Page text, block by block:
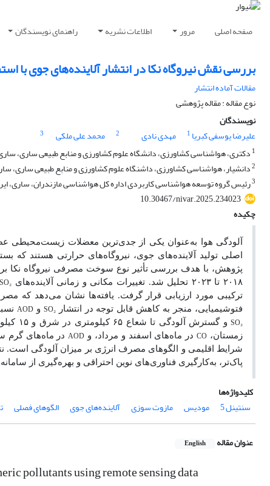
صفحه اصلی مرور اطلاعات نشریه راهنمای نویسندگان
بررسی نقش نیروگاه نکا در انتشار آلاینده‌های جوی با
مقالات آماده انتشار
نوع مقاله : مقاله پژوهشی
نویسندگان
علیرضا یوسفی کبریا 1 مهدی نادی 2 محمد علی ملکی
3
1 دکتری، هواشناسی کشاورزی، دانشگاه علوم کشاورزی و منابع طبیعی ساری،
2دانشیار، هواشناسی کشاورزی، داشنگاه علوم کشاورزی و منابع طبیعی ساری،
3رئیس گروه توسعه هواشناسی کاربردی اداره کل هواشناسی مازندران، ساری،
10.30467/nivar.2025.234023
چکیده
آلودگی هوا به‌عنوان یکی از جدی‌ترین معضلات زیست‌محیطی
اصلی تولید آلاینده‌های جوی، نیروگاه‌های حرارتی هستند
۲۰۱۸ تا ۲۰۲۳ تحلیل شد. تغییرات مکانی و زمانی آلاینده‌های
SO₂
ترکیبی مورد ارزیابی قرار گرفت. یافته‌ها نشان می‌دهد که
فتوشیمیایی، منجر به کاهش قابل توجه در انتشارSO₂ وAOD
SO₂و گسترش آلودگی تا شعاع ۶۵ کیلومتری در شرق و ۱۵ کیلومتری در جنوب همراه بوده است. الگوهای فصلی نیز حاکی از اوج‌گیری غلظت
زمستان، COدر ماه‌های اسفند و مرداد، و AODدر ماه‌های گرم
شرایط اقلیمی و الگوهای مصرف انرژی بر میزان آلودگی است.
پاک‌تر، به‌کارگیری فناوری‌های نوین احتراقی و بهره‌گیری از
کلیدواژه‌ها
سنتینل 5
مودیس مازوت سوزی آلاینده‌های جوی الگوهای فصلی
عنوان مقاله English
pollutants using remote sensing data